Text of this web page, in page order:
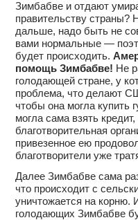
Зимбабве и отдают
правительству страны?
дальше, надо быть не
вами нормаль­ные —
будет происходить.
помощь Зимбабве! Не
голодающей стране, у
проблема, что делают
чтобы она могла купить
могла сама взять
благотворительная
привезенное ею
благотворители уже
Далее Зимбабве сама
что происходит с
уничтожается на корню.
голодающих Зимбабве